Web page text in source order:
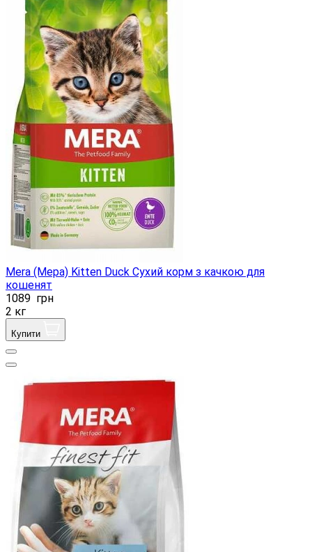
Mera (Мера) Kitten Duck Сухий корм з качкою для
кошенят
1089 грн
2 кг
Купити